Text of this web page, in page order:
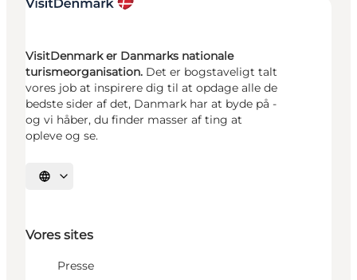
VisitDenmark er Danmarks nationale
turismeorganisation. Det er bogstaveligt talt
vores job at inspirere dig til at opdage alle de
bedste sider af det, Danmark har at byde på -
og vi håber, du finder masser af ting at
opleve og se.
Vælg sprog
Vores sites
Presse